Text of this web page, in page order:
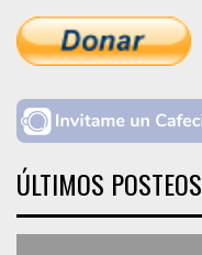
ÚLTIMOS POSTEOS